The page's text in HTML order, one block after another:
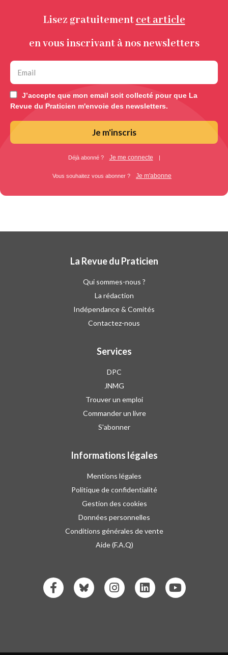
Lisez gratuitement cet article
en vous inscrivant à nos newsletters
J’accepte que mon email soit collecté pour que La
Revue du Praticien m'envoie des newsletters.
Je m'inscris
Déjà abonné ? Je me connecte |
Vous souhaitez vous abonner ? Je m'abonne
La Revue du Praticien
Qui sommes-nous ?
La rédaction
Indépendance & Comités
Contactez-nous
Services
DPC
JNMG
Trouver un emploi
Commander un livre
S'abonner
Informations légales
Mentions légales
Politique de confidentialité
Gestion des cookies
Données personnelles
Conditions générales de vente
Aide (F.A.Q)